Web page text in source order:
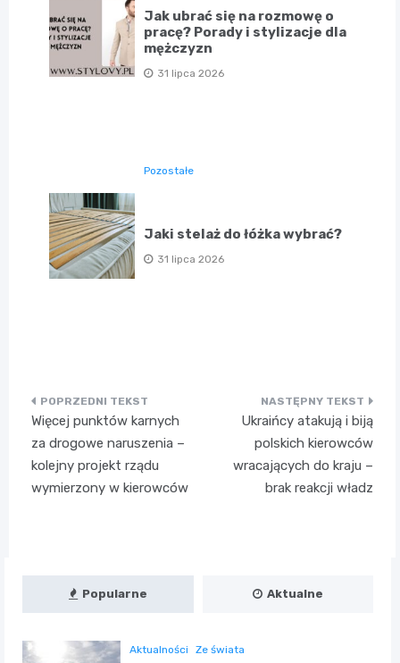
Jak ubrać się na rozmowę o
pracę? Porady i stylizacje dla
mężczyzn
31 lipca 2026
Pozostałe
Jaki stelaż do łóżka wybrać?
31 lipca 2026
Nawigacja
wpisu
Więcej punktów karnych
za drogowe naruszenia –
kolejny projekt rządu
wymierzony w kierowców
Ukraińcy atakują i biją
polskich kierowców
wracających do kraju –
brak reakcji władz
Popularne Aktualne
Aktualności Ze świata